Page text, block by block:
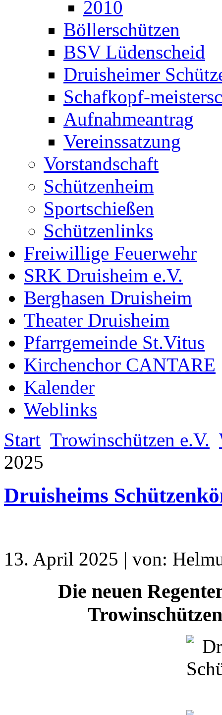
2010
Böllerschützen
BSV Lüdenscheid
Druisheimer
Schafkopf-
Aufnahmeantrag
Vereinssatzung
Vorstandschaft
Schützenheim
Sportschießen
Schützenlinks
Freiwillige Feuerwehr
SRK Druisheim e.V.
Berghasen Druisheim
Theater Druisheim
Pfarrgemeinde St.Vitus
Kirchenchor CANTARE
Kalender
Weblinks
Start Trowinschützen e.V.
2025
Druisheims
13. April 2025 | von:
Die neuen